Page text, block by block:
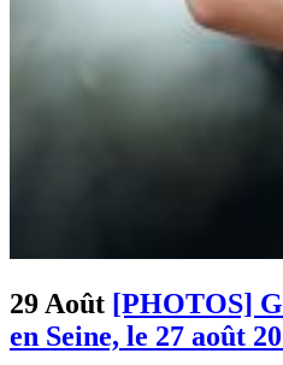
29 Août [PHOTOS]
en Seine, le 27 août